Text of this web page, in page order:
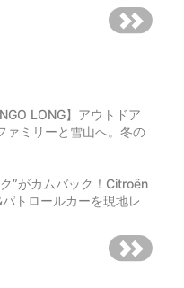
LONG】アウトドア
ァミリーと雪山へ。冬の
”がカムバック！Citroën
トロールカーを現地レ